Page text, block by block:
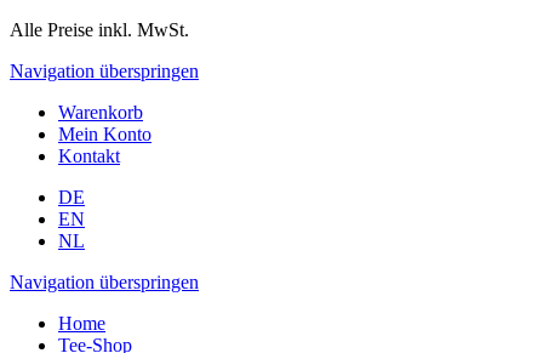
Alle Preise inkl. MwSt.
Navigation überspringen
Warenkorb
Mein Konto
Kontakt
DE
EN
NL
Navigation überspringen
Home
Tee-Shop